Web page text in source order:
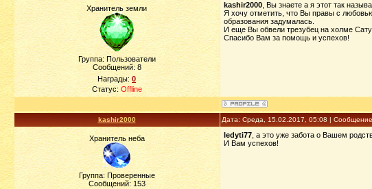
Хранитель земли
Группа: Пользователи
Сообщений: 8
Награды: 0
Статус: Offline
kashir2000, Вы знаете а я этот так
Я хочу отметить, что Вы правы с
образования задумалась.
И еще Вы обвели трезубец на холме
Спасибо Вам за помощь и успехов!
kashir2000 Дата: Среда, 15.02.2017, 05:08 |
Хранитель неба
Группа: Проверенные
Сообщений:153
ledyti77, а это уже забота о Вашем
И Вам успехов!